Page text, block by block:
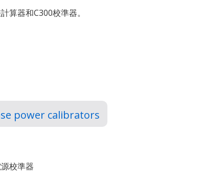
算器和C300校準器。
power calibrators
校準器